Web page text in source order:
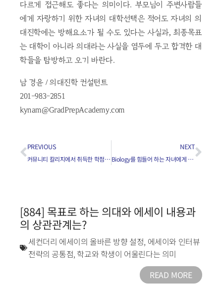
다르게 접근해도 좋다는 의미이다. 부모님이 주변사람들
에게 자랑하기 위한 자녀의 대학선택은 적어도 자녀의 의
대진학에는 방해요소가 될 수도 있다는 사실과, 최종목표
는 대학이 아니라 의대라는 사실을 염두에 두고 합격한 대
학들을 탐방하고 오기 바란다.
남 경윤 / 의대진학 컨설턴트
201-983-2851
kynam@GradPrepAcademy.com
PREVIOUS
커뮤니티 칼리지에서 취득한 학점을 의대가 인정해주나요?
NEXT
Biology를 힘들어 하는 자녀에게 해줄 말은?
[884] 목표로 하는 의대와 에세이 내용과
의 상관관계는?
세컨더리 에세이의 올바른 방향 설정, 에세이와 인터뷰
전략의 공통점, 학교와 학생이 어울린다는 의미
READ MORE